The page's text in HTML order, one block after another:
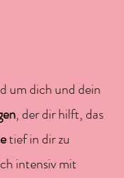
um dich und dein
, der dir hilft, das
tief in dir zu
intensiv mit